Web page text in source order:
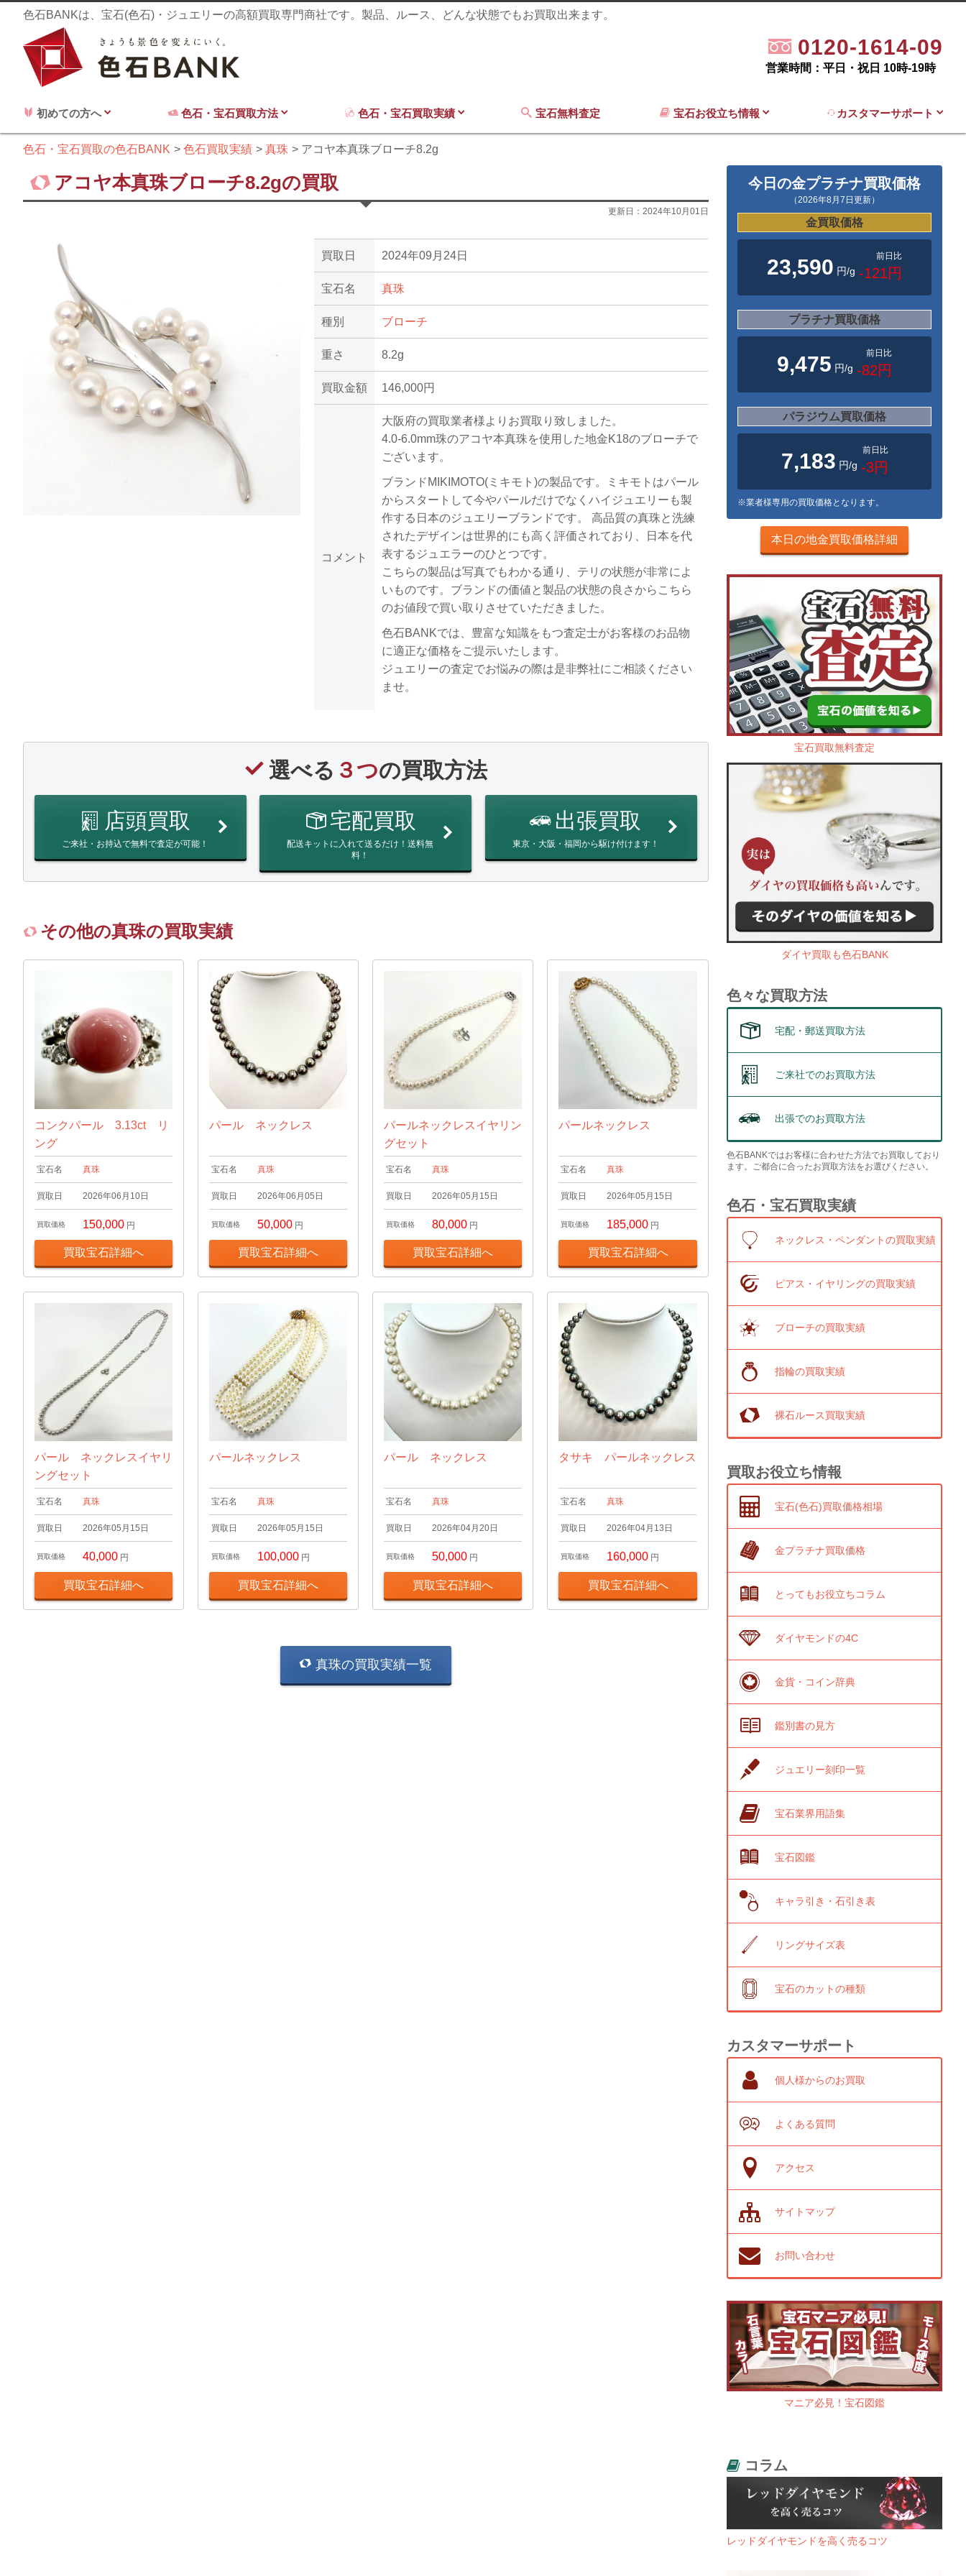
色石BANKは、宝石(色石)・ジュエリーの高額買取専門商社です。製品、ルース、どんな状態でもお買取出来ます。
0120-1614-09
営業時間：平日・祝日 10時-19時
初めての方へ 色石・宝石買取方法 色石・宝石買取実績 宝石無料査定 宝石お役立ち情報 カスタマーサポート
色石・宝石買取の色石BANK 色石買取実績 真珠 アコヤ本真珠ブローチ8.2g
アコヤ本真珠ブローチ8.2gの買取
更新日： 2024年10月01日
買取日 2024年09月24日
宝石名 真珠
種別 ブローチ
重さ 8.2g
買取金額 146,000円
コメント
大阪府の買取業者様よりお買取り致しました。
4.0-6.0mm珠のアコヤ本真珠を使用した地金K18のブローチで
ございます。
ブランドMIKIMOTO(ミキモト)の製品です。ミキモトはパール
からスタートして今やパールだけでなくハイジュエリーも製
作する日本のジュエリーブランドです。 高品質の真珠と洗練
されたデザインは世界的にも高く評価されており、日本を代
表するジュエラーのひとつです。
こちらの製品は写真でもわかる通り、テリの状態が非常によ
いものです。ブランドの価値と製品の状態の良さからこちら
のお値段で買い取りさせていただきました。
色石BANKでは、豊富な知識をもつ査定士がお客様のお品物
に適正な価格をご提示いたします。
ジュエリーの査定でお悩みの際は是非弊社にご相談ください
ませ。
選べる ３つの買取方法
店頭買取
ご来社・お持込で無料で査定が可能！
宅配買取
配送キットに入れて送るだけ！送料無
料！
出張買取
東京・大阪・福岡から駆け付けます！
その他の真珠の買取実績
コンクパール 3.13ct リ
ング
宝石名 真珠
買取日 2026年06月10日
買取価格 150,000 円
買取宝石詳細へ
パール ネックレス
宝石名 真珠
買取日 2026年06月05日
買取価格 50,000 円
買取宝石詳細へ
パールネックレスイヤリン
グセット
宝石名 真珠
買取日 2026年05月15日
買取価格 80,000 円
買取宝石詳細へ
パールネックレス
宝石名 真珠
買取日 2026年05月15日
買取価格 185,000 円
買取宝石詳細へ
パール ネックレスイヤリ
ングセット
宝石名 真珠
買取日 2026年05月15日
買取価格 40,000 円
買取宝石詳細へ
パールネックレス
宝石名 真珠
買取日 2026年05月15日
買取価格 100,000 円
買取宝石詳細へ
パール ネックレス
宝石名 真珠
買取日 2026年04月20日
買取価格 50,000 円
買取宝石詳細へ
タサキ パールネックレス
宝石名 真珠
買取日 2026年04月13日
買取価格 160,000 円
買取宝石詳細へ
真珠の買取実績一覧
今日の金プラチナ買取価格
（2026年8月7日更新）
金買取価格
23,590 円/g
前日比
-121円
プラチナ買取価格
9,475 円/g
前日比
-82円
パラジウム買取価格
7,183 円/g
前日比
-3円
※業者様専用の買取価格となります。
本日の地金買取価格詳細
宝石買取無料査定
ダイヤ買取も色石BANK
色々な買取方法
宅配・郵送買取方法
ご来社でのお買取方法
出張でのお買取方法
色石BANKではお客様に合わせた方法でお買取しており
ます。ご都合に合ったお買取方法をお選びください。
色石・宝石買取実績
ネックレス・ペンダントの買取実績
ピアス・イヤリングの買取実績
ブローチの買取実績
指輪の買取実績
裸石ルース買取実績
買取お役立ち情報
宝石(色石)買取価格相場
金プラチナ買取価格
とってもお役立ちコラム
ダイヤモンドの4C
金貨・コイン辞典
鑑別書の見方
ジュエリー刻印一覧
宝石業界用語集
宝石図鑑
キャラ引き・石引き表
リングサイズ表
宝石のカットの種類
カスタマーサポート
個人様からのお買取
よくある質問
アクセス
サイトマップ
お問い合わせ
マニア必見！宝石図鑑
コラム
レッドダイヤモンドを高く売るコツ